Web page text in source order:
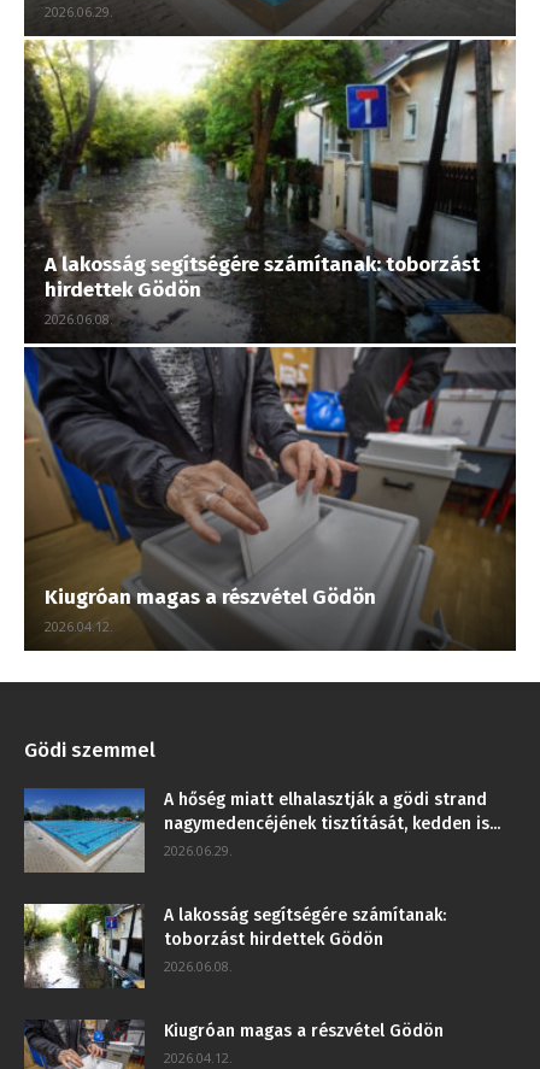
2026.06.29.
A lakosság segítségére számítanak: toborzást
hirdettek Gödön
2026.06.08.
Kiugróan magas a részvétel Gödön
2026.04.12.
Gödi szemmel
A hőség miatt elhalasztják a gödi strand
nagymedencéjének tisztítását, kedden is...
2026.06.29.
A lakosság segítségére számítanak:
toborzást hirdettek Gödön
2026.06.08.
Kiugróan magas a részvétel Gödön
2026.04.12.